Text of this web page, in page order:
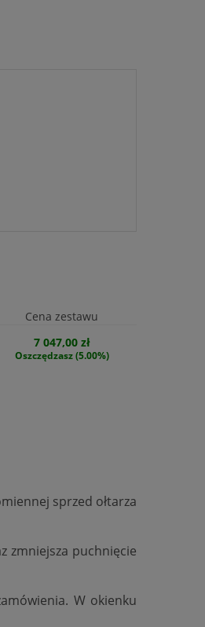
Cena zestawu
7 047,00 zł
Oszczędzasz (5.00%)
sprzed ołtarza
zmniejsza puchnięcie
W okienku